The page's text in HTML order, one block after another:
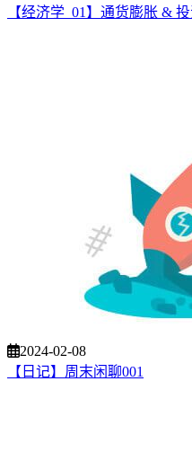
【经济学_01】通货膨胀 &
2024-02-08
【日记】周末闲聊001